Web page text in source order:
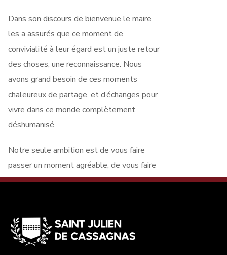
Dans son discours de bienvenue le maire
les a assurés que ce moment de
convivialité à leur égard est un juste retour
des choses, une reconnaissance. Nous
avons grand besoin de ces moments
chaleureux de partage, et d’échanges pour
vivre dans ce monde complètement
déshumanisé.
Notre seule ambition est de vous faire
passer un moment agréable, de vous faire
oublier un peu vos soucis du quotidien.
nous ont quittés au cours de l’année ou ont
été rendus plus vulnérables et qui sont